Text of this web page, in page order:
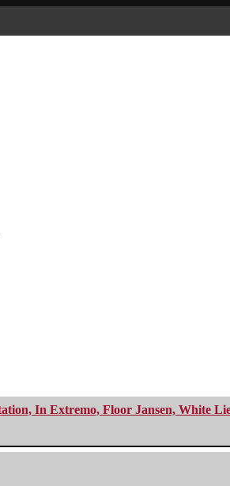
In Extremo, Floor Jansen, White